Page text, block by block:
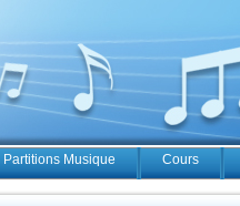
Partitions Musique Cours